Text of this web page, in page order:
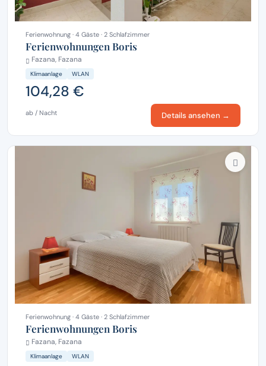
Ferienwohnung · 4 Gäste · 2 Schlafzimmer
Ferienwohnungen Boris
Fazana, Fazana
Klimaanlage WLAN
104,28 €
ab / Nacht Details ansehen →
Ferienwohnung · 4 Gäste · 2 Schlafzimmer
Ferienwohnungen Boris
Fazana, Fazana
Klimaanlage WLAN